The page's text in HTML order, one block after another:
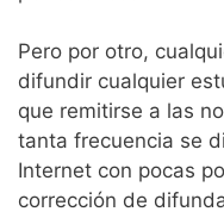
Pero por otro,
difundir cualquier
que remitirse a las
tanta frecuencia se
Internet con pocas
corrección de